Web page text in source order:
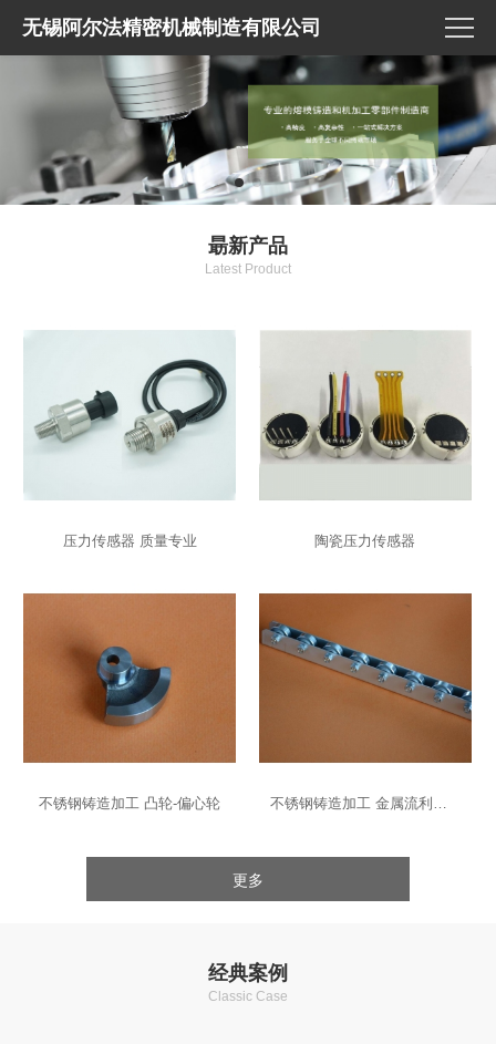
无锡阿尔法精密机械制造有限公司
朂新产品
Latest Product
压力传感器 质量专业 陶瓷压力传感器
不锈钢铸造加工 凸轮-偏心轮 不锈钢铸造加工 金属流利条-导轨
更多
经典案例
Classic Case